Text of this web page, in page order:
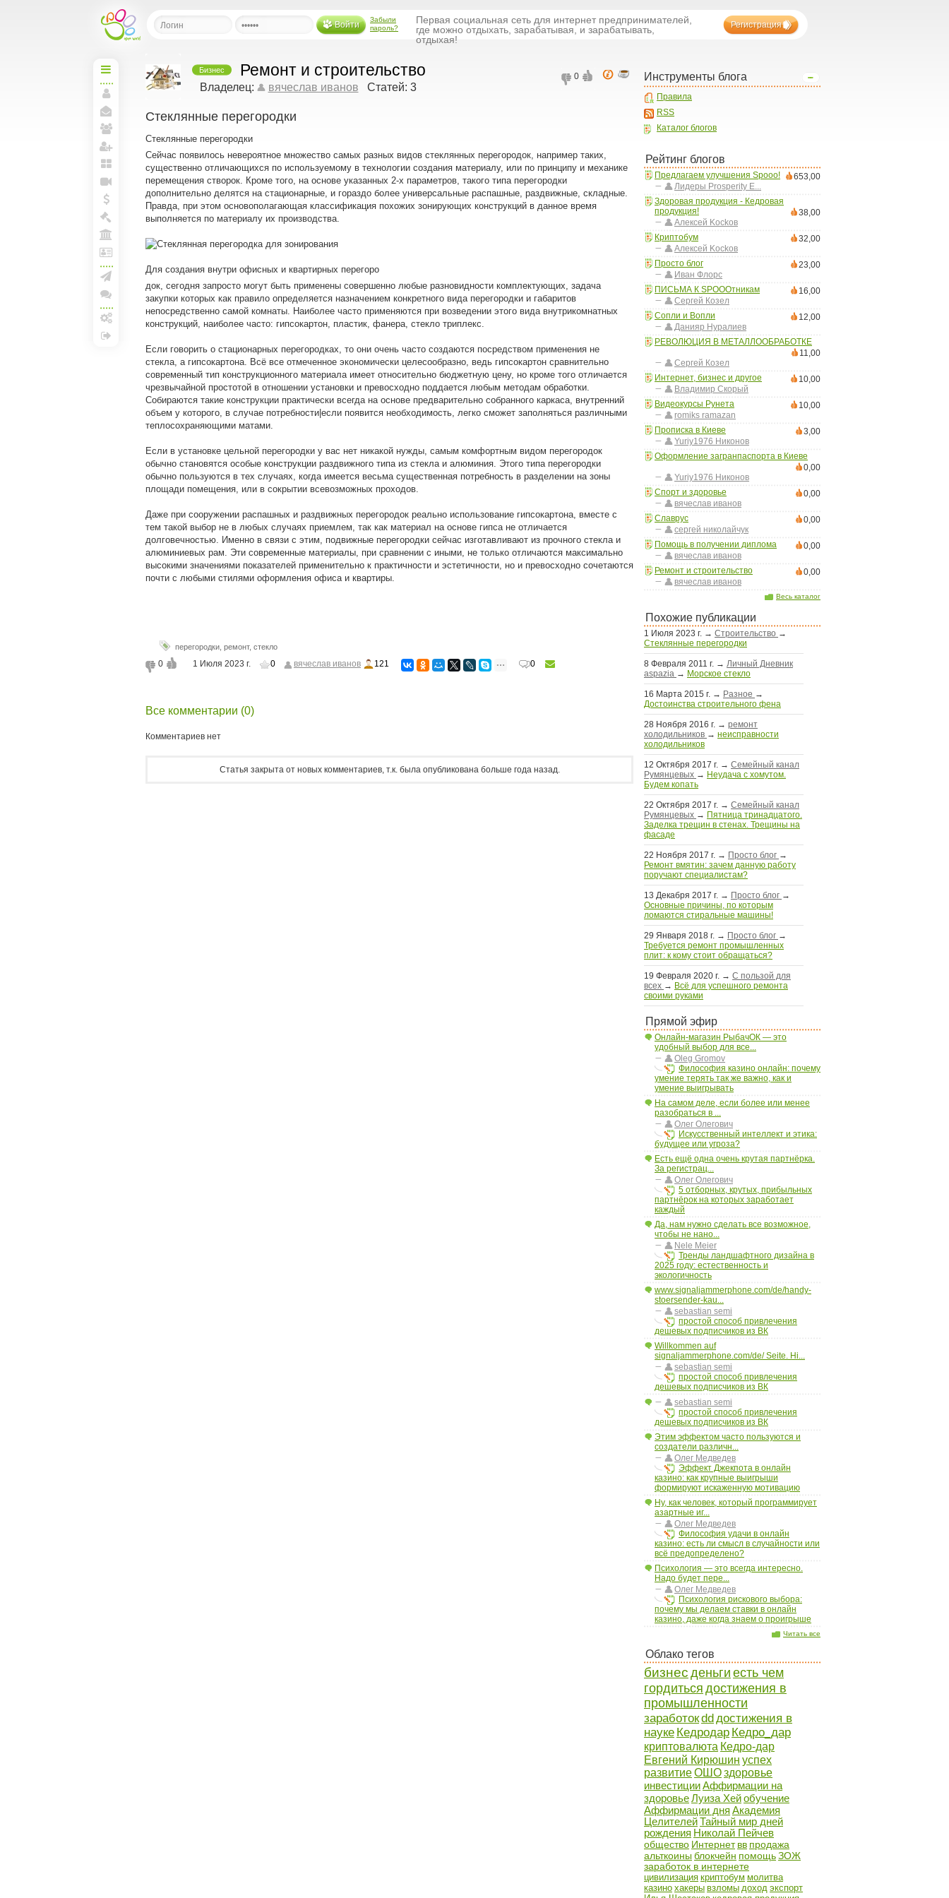
Войти
Забыли
пароль?
Первая социальная сеть для интернет предпринимателей,
где можно отдыхать, зарабатывая, и зарабатывать,
отдыхая!
Регистрация
Начальная
Моя
страница
Мои
сообщения
Мои
друзья
Пригласить друзей
Мои
блоги
Прямая
линия
Мои
спунты
Моя
Биржа
Моя
Арена
Лига
и
Создать рассылку
Конференции
Настройки
Инструменты блога
Правила
RSS
Каталог блогов
Рейтинг блогов
Предлагаем улучшения Spooo!
653,00
Лидеры Prosperity E...
Здоровая продукция - Кедровая
продукция!
38,00
Aлексей Kockoв
Криптобум
32,00
Aлексей Kockoв
Просто блог
23,00
Иван Флорс
ПИСЬМА К SPOOOтникам
16,00
Сергей Козел
Сопли и Вопли
12,00
Данияр Нуралиев
РЕВОЛЮЦИЯ В МЕТАЛЛООБРАБОТКЕ
11,00
Сергей Козел
Интернет, бизнес и другое
10,00
Владимир Скорый
Видеокурсы Рунета
10,00
romiks ramazan
Прописка в Киеве
3,00
Yuriy1976 Никонов
Оформление загранпаспорта в Киеве
0,00
Yuriy1976 Никонов
Спорт и здоровье
0,00
вячеслав иванов
Славрус
0,00
сергей николайчук
Помощь в получении диплома
0,00
вячеслав иванов
Ремонт и строительство
0,00
вячеслав иванов
Весь каталог
Похожие публикации
1 Июля 2023 г. → Строительство →
Стеклянные перегородки
8 Февраля 2011 г. → Личный Дневник
aspazia → Морское стекло
16 Марта 2015 г. → Разное →
Достоинства строительного фена
28 Ноября 2016 г. → ремонт
холодильников → неисправности
холодильников
12 Октября 2017 г. → Семейный канал
Румянцевых → Неудача с хомутом.
Будем копать
22 Октября 2017 г. → Семейный канал
Румянцевых → Пятница тринадцатого.
Заделка трещин в стенах. Трещины на
фасаде
22 Ноября 2017 г. → Просто блог →
Ремонт вмятин: зачем данную работу
поручают специалистам?
13 Декабря 2017 г. → Просто блог →
Основные причины, по которым
ломаются стиральные машины!
29 Января 2018 г. → Просто блог →
Требуется ремонт промышленных
плит: к кому стоит обращаться?
19 Февраля 2020 г. → С пользой для
всех → Всё для успешного ремонта
своими руками
Прямой эфир
Онлайн-магазин РыбачОК — это
удобный выбор для все...
Oleg Gromov
Философия казино онлайн: почему
умение терять так же важно, как и
умение выигрывать
На самом деле, если более или менее
разобраться в ...
Олег Олегович
Искусственный интеллект и этика:
будущее или угроза?
Есть ещё одна очень крутая партнёрка.
За регистрац...
Олег Олегович
5 отборных, крутых, прибыльных
партнёрок на которых заработает
каждый
Да, нам нужно сделать все возможное,
чтобы не нано...
Nele Meier
Тренды ландшафтного дизайна в
2025 году: естественность и
экологичность
www.signaljammerphone.com/de/handy-
stoersender-kau...
sebastian semi
простой способ привлечения
дешевых подписчиков из ВК
Willkommen auf
signaljammerphone.com/de/ Seite. Hi...
sebastian semi
простой способ привлечения
дешевых подписчиков из ВК
sebastian semi
простой способ привлечения
дешевых подписчиков из ВК
Этим эффектом часто пользуются и
создатели различн...
Олег Медведев
Эффект Джекпота в онлайн
казино: как крупные выигрыши
формируют искаженную мотивацию
Ну, как человек, который программирует
азартные иг...
Олег Медведев
Философия удачи в онлайн
казино: есть ли смысл в случайности или
всё предопределено?
Психология — это всегда интересно.
Надо будет пере...
Олег Медведев
Психология рискового выбора:
почему мы делаем ставки в онлайн
казино, даже когда знаем о проигрыше
Читать все
Облако тегов
бизнесденьгиесть чем
гордиться достижения в
промышленности
заработокddдостижения в
науке Кедродар Кедро_дар
криптовалюта Кедро-дар
Евгений Кирюшин успех
развитиеОШОздоровье
инвестицииАффирмации на
здоровьеЛуиза Хейобучение
Аффирмации дня Академия
ЦелителейТайный мир дней
рождения Николай Пейчев
общество Интернет вв продажа
альткоины блокчейн помощь ЗОЖ
заработок в интернете
цивилизация криптобум молитва
казино хакеры взломы доход экспорт
0
Бизнес Ремонт и строительство
Владелец: вячеслав иванов Статей: 3
Стеклянные перегородки
Стеклянные перегородки
Сейчас появилось невероятное множество самых разных видов стеклянных перегородок, например таких,
существенно отличающихся по используемому в технологии создания материалу, или по принципу и механике
перемещения створок. Кроме того, на основе указанных 2-х параметров, такого типа перегородки
дополнительно делятся на стационарные, и гораздо более универсальные распашные, раздвижные, складные.
Правда, при этом основополагающая классификация похожих зонирующих конструкций в данное время
выполняется по материалу их производства.
Для создания внутри офисных и квартирных перегоро
док, сегодня запросто могут быть применены совершенно любые разновидности комплектующих, задача
закупки которых как правило определяется назначением конкретного вида перегородки и габаритов
непосредственно самой комнаты. Наиболее часто применяются при возведении этого вида внутрикомнатных
конструкций, наиболее часто: гипсокартон, пластик, фанера, стекло триплекс.
Если говорить о стационарных перегородках, то они очень часто создаются посредством применения не
стекла, а гипсокартона. Всё все отмеченное экономически целесообразно, ведь гипсокартон сравнительно
современный тип конструкционного материала имеет относительно бюджетную цену, но кроме того отличается
чрезвычайной простотой в отношении установки и превосходно поддается любым методам обработки.
Собираются такие конструкции практически всегда на основе предварительно собранного каркаса, внутренний
объем у которого, в случае потребности|если появится необходимость, легко сможет заполняться различными
теплосохраняющими матами.
Если в установке цельной перегородки у вас нет никакой нужды, самым комфортным видом перегородок
обычно становятся особые конструкции раздвижного типа из стекла и алюминия. Этого типа перегородки
обычно пользуются в тех случаях, когда имеется весьма существенная потребность в разделении на зоны
площади помещения, или в сокрытии всевозможных проходов.
Даже при сооружении распашных и раздвижных перегородок реально использование гипсокартона, вместе с
тем такой выбор не в любых случаях приемлем, так как материал на основе гипса не отличается
долговечностью. Именно в связи с этим, подвижные перегородки сейчас изготавливают из прочного стекла и
алюминиевых рам. Эти современные материалы, при сравнении с иными, не только отличаются максимально
высокими значениями показателей применительно к практичности и эстетичности, но и превосходно сочетаются
почти с любыми стилями оформления офиса и квартиры.
перегородки ремонт, стекло
0 1 Июля 2023 г. 0 вячеслав иванов 121 0
Все комментарии (0)
Комментариев нет
Статья закрыта от новых комментариев, т.к. была опубликована больше года назад.